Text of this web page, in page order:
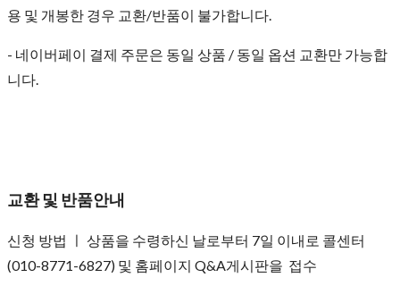
용 및 개봉한 경우 교환/반품이 불가합니다.
- 네이버페이 결제 주문은 동일 상품 / 동일 옵션 교환만 가능합
니다.
교환 및 반품안내
신청 방법 ㅣ 상품을 수령하신 날로부터 7일 이내로 콜센터
(010-8771-6827) 및 홈페이지 Q&A게시판을 접수